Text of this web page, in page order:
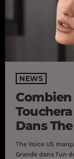
NEWS
Combien
Dans
The Voice US
Grande dans l'un